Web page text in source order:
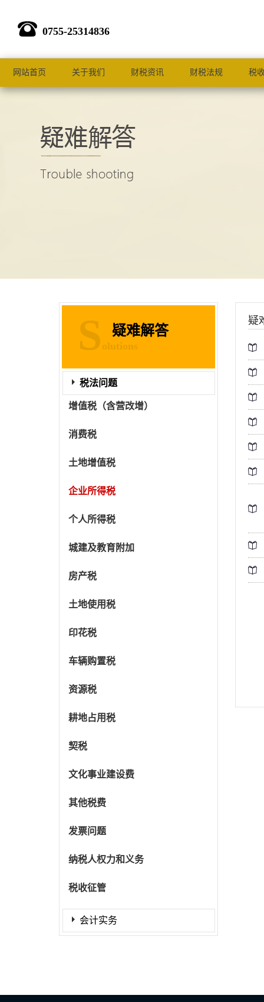
0755-25314836
网站首页 关于我们 财税资讯 财税法规 税
疑难解答
S olutions
税法问题
增值税（含营改增）
消费税
土地增值税
企业所得税
个人所得税
城建及教育附加
房产税
土地使用税
印花税
车辆购置税
资源税
耕地占用税
契税
文化事业建设费
其他税费
发票问题
纳税人权力和义务
税收征管
会计实务
疑